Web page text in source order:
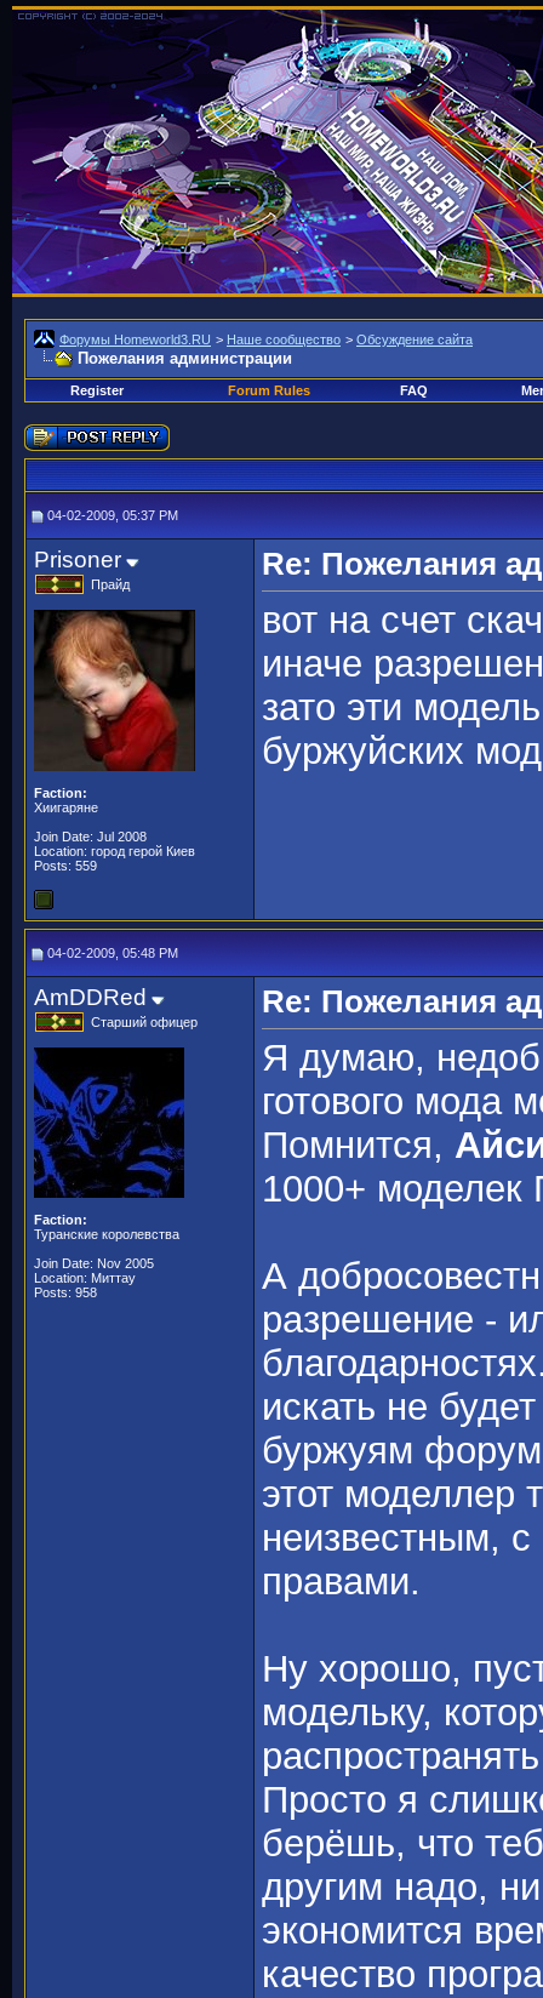
Форумы Homeworld3.RU > Наше сообщество > Обсуждение сайта
Пожелания администрации
Register Forum Rules FAQ
04-02-2009, 05:37 PM
Prisoner
Прайд
Faction:
Хиигаряне
Join Date: Jul 2008
Location: город герой Киев
Posts: 559
Re: Пожелания
вот на счет
иначе
зато эти
буржуйских
04-02-2009, 05:48 PM
AmDDRed
Старший офицер
Faction:
Туранские королевства
Join Date: Nov 2005
Location: Миттау
Posts: 958
Re: Пожелания
Я думаю,
готового мода
Помнится,
1000+ моделек
А
разрешение -
искать не
буржуям
этот моделлер
неизвестным,
правами.
Ну хорошо,
модельку,
Просто я
берёшь, что
другим надо,
экономится
качество